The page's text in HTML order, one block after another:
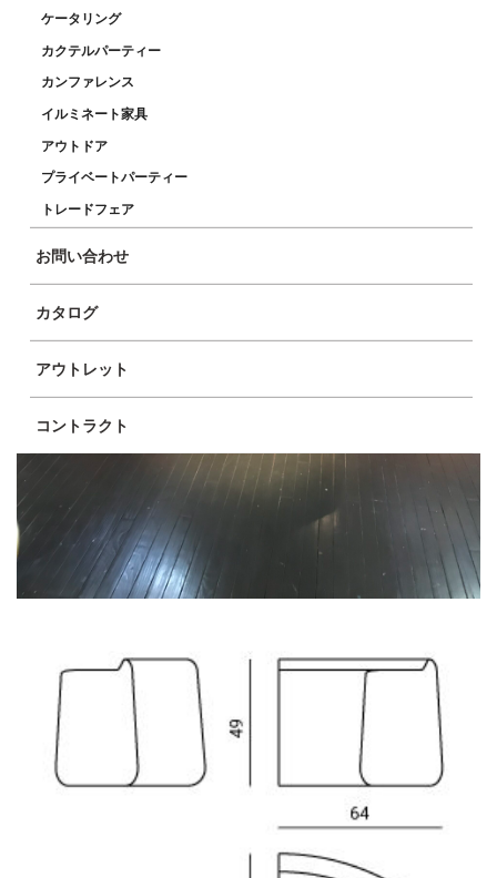
ケータリング
カクテルパーティー
カンファレンス
イルミネート家具
アウトドア
プライベートパーティー
トレードフェア
お問い合わせ
カタログ
アウトレット
コントラクト